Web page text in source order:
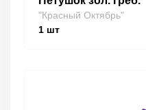
"Красный Октябрь"
1 шт